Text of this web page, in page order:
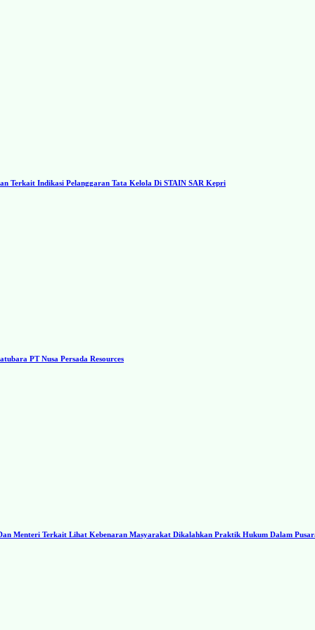
Terkait Indikasi Pelanggaran Tata Kelola Di STAIN SAR Kepri
PT Nusa Persada Resources
Menteri Terkait Lihat Kebenaran Masyarakat Dikalahkan Praktik Hukum Dalam